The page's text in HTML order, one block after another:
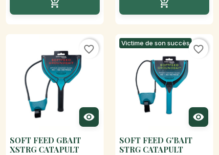
 

favorite_border
SOFT FEED GBAIT
XSTRG CATAPULT
Victime de son succès

favorite_border
SOFT FEED G'BAIT
STRG CATAPULT